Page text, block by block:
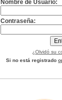
Nombre de Usuario:
Contraseña:
¿Olvidó su
Si no está registrado